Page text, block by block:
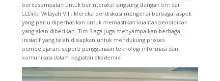
berkesempatan untuk berinteraksi langsung dengan tim dari
LLDikti Wilayah VIII. Mereka berdiskusi mengenai berbagai aspek
yang perlu diperhatikan untuk memastikan kualitas pendidikan
yang akan diberikan. Tim Siaga juga menyampaikan berbagai
inisiatif yang telah disiapkan untuk mendukung proses
pembelajaran, seperti penggunaan teknologi informasi dan
komunikasi dalam kegiatan akademik.